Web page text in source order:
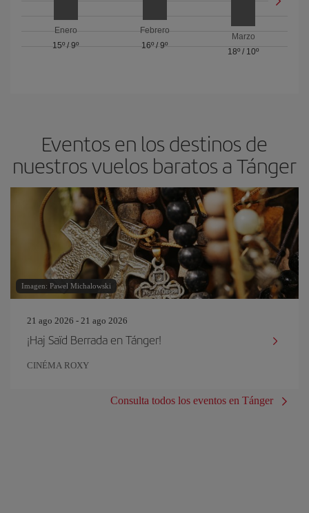
Enero
15º /9º
Febrero
16º / 9º
Marzo
18º / 10º
Eventos en los destinos de
nuestros vuelos baratos a Tánger
Imagen: Pawel Michalowski
21 ago 2026 - 21 ago 2026
¡Haj Saïd Berrada en Tánger!
CINÉMA ROXY
Consulta todos los eventos en Tánger